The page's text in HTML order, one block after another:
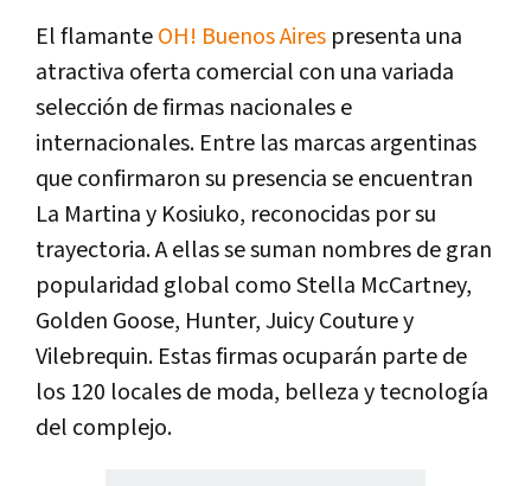
El flamanteOH! Buenos Aires presenta una
atractiva oferta comercial con una variada
selección de firmas nacionales e
internacionales. Entre las marcas argentinas
que confirmaron su presencia se encuentran
La Martina y Kosiuko, reconocidas por su
trayectoria. A ellas se suman nombres de gran
popularidad global como Stella McCartney,
Golden Goose, Hunter, Juicy Couture y
Vilebrequin. Estas firmas ocuparán parte de
los 120 locales de moda, belleza y tecnología
del complejo.